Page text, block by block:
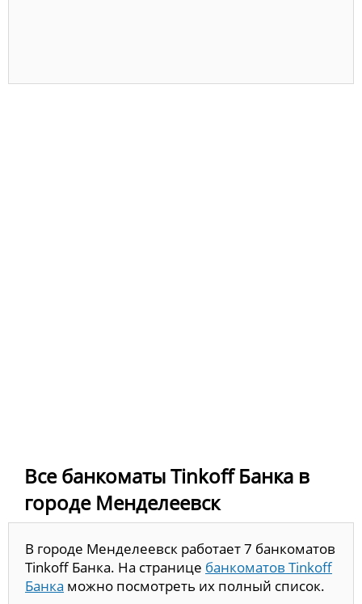
Все банкоматы Tinkoff Банка в
городе Менделеевск
В городе Менделеевск работает 7 банкоматов
Tinkoff Банка. На странице банкоматов Tinkoff
Банка можно посмотреть их полный список.